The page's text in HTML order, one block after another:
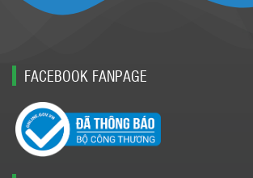
FACEBOOK FANPAGE